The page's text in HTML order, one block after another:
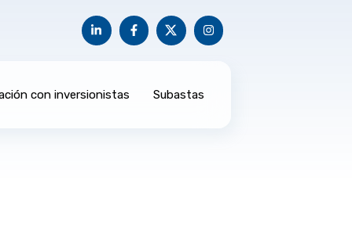
con inversionistas Subastas